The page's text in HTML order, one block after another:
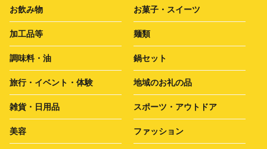
お飲み物 お菓子・スイーツ
加工品等 麺類
調味料・油 鍋セット
旅行・イベント・体験 地域のお礼の品
雑貨・日用品 スポーツ・アウトドア
美容 ファッション